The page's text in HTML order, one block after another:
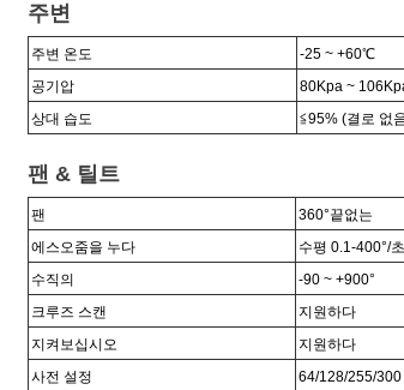
주변
주변 온도
-25 ~ +60℃
공기압
80Kpa ~
상대 습도
≦95% (결로 없
팬 & 틸트
팬 360°끝없는
에스오줌을 누다 수평 0.1-400°/
수직의
-90 ~ +900°
크루즈 스캔
지원하다
지켜보십시오
지원하다
사전 설정
64/128/255/300